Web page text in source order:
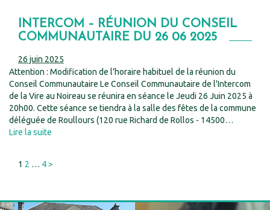
INTERCOM – RÉUNION DU CONSEIL
COMMUNAUTAIRE DU 26 06 2025
26 juin 2025
Attention : Modification de l’horaire habituel de la réunion du
Conseil Communautaire Le Conseil Communautaire de l'Intercom
de la Vire au Noireau se réunira en séance le Jeudi 26 Juin 2025 à
20h00. Cette séance se tiendra à la salle des fêtes de la commune
déléguée de Roullours (120 rue Richard de Rollos - 14500…
Lire la suite
PAGINATION
1 2 … 4Next
>